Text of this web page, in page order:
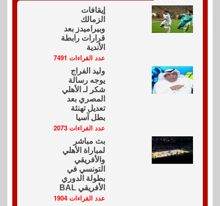
إيقافات
الزمالك
وبيراميدز بعد
قرارات رابطة
الأندية
عدد القراءات 7491
وليد الفراج
يوجه رسالة
شكر لـ الأهلي
المصري بعد
تعديل تهنئة
بطل آسيا
عدد القراءات 2073
بث مباشر
لمباراة الأهلي
والأفريقي
التونسي في
بطولة الدوري
الأفريقي BAL
عدد القراءات 1904